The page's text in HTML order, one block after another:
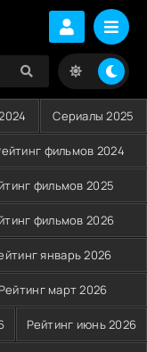
Сериалы 2025
фильмов 2024
фильмов 2025
фильмов 2026
январь 2026
Рейтинг март 2026
Рейтинг июнь 2026